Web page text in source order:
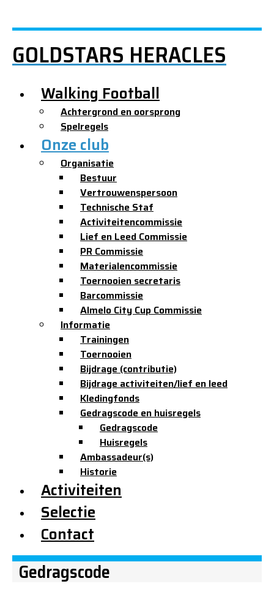
GOLDSTARS HERACLES
Walking Football
Achtergrond en oorsprong
Spelregels
Onze club
Organisatie
Bestuur
Vertrouwenspersoon
Technische Staf
Activiteitencommissie
Lief en Leed Commissie
PR Commissie
Materialencommissie
Toernooien secretaris
Barcommissie
Almelo City Cup Commissie
Informatie
Trainingen
Toernooien
Bijdrage (contributie)
Bijdrage activiteiten/lief en leed
Kledingfonds
Gedragscode en huisregels
Gedragscode
Huisregels
Ambassadeur(s)
Historie
Activiteiten
Selectie
Contact
Gedragscode